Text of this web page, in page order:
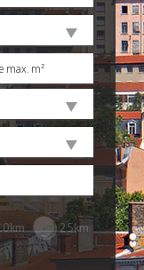
25km